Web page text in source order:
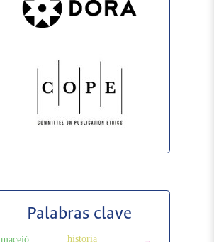
Palabras clave
historia
maceió